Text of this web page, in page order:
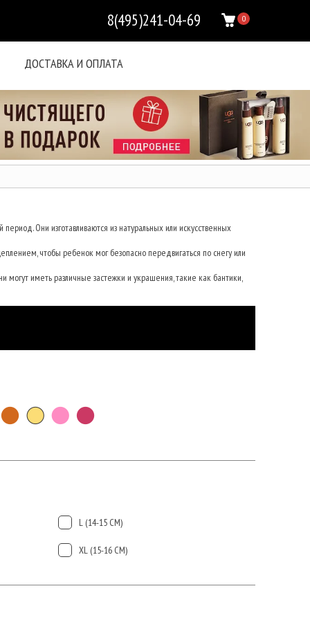
0
8(495)241-04-69
ДОСТАВКА И ОПЛАТА
Они изготавливаются из натуральных или искусственных
чтобы ребенок мог безопасно передвигаться по снегу или
иметь различные застежки и украшения, такие как бантики,
L (14-15 CМ)
ХL (15-16 CМ)